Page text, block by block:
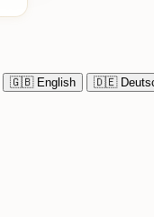
🇬🇧English 🇩🇪